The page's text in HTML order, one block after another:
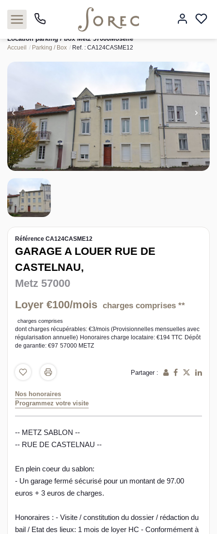
Louer
Estimer
Neuf
Gestion
Syndic
L’équipe sorec
Recrutement
Location parking / box Metz 57000Moselle
Accueil Parking / Box Ref. : CA124CASME12
Référence CA124CASME12
GARAGE A LOUER RUE DE
CASTELNAU,
Metz 57000
Loyer €100/mois
charges comprises **
charges comprises
dont charges récupérables: €3/mois (Provisionnelles mensuelles avec
régularisation annuelle) Honoraires charge locataire: €194 TTC Dépôt
de garantie: €97 57000 METZ
Partager :
Nos honoraires
Programmez votre visite
-- METZ SABLON --
-- RUE DE CASTELNAU --
En plein coeur du sablon:
- Un garage fermé sécurisé pour un montant de 97.00
euros + 3 euros de charges.
Honoraires : - Visite / constitution du dossier / rédaction du
bail / Etat des lieux: 1 mois de loyer HC - Conformément à